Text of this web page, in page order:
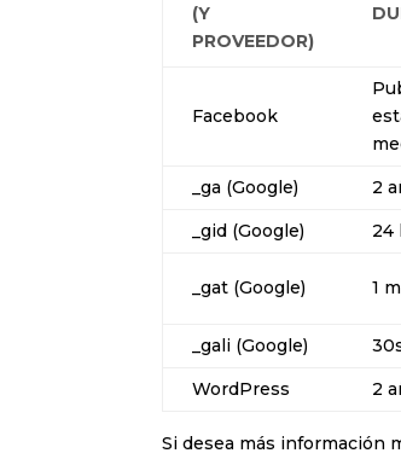
(Y
PROVEEDOR)
Facebook
_ga (Google) 2
_gid (Google)
24
_gat (Google) 1
_gali (Google)
WordPress
2
Si desea más información